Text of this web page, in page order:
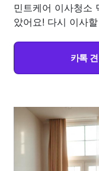
민트케어 이사청소
았어요! 다시 이사
카톡